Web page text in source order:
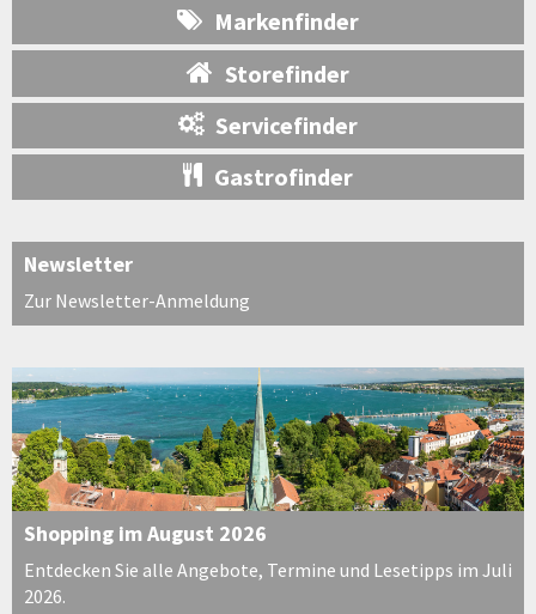
Markenfinder
Storefinder
Servicefinder
Gastrofinder
Newsletter
Zur Newsletter-Anmeldung
Shopping im August 2026
Entdecken Sie alle Angebote, Termine und Lesetipps im Juli
2026.